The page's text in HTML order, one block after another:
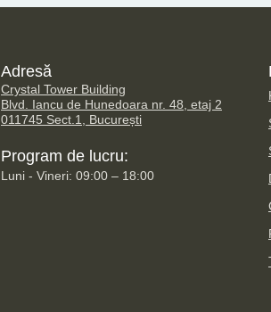
Adresă
Crystal Tower Building
Blvd. Iancu de Hunedoara nr. 48, etaj 2
011745 Sect.1, București
Program de lucru:
Luni - Vineri: 09:00 – 18:00